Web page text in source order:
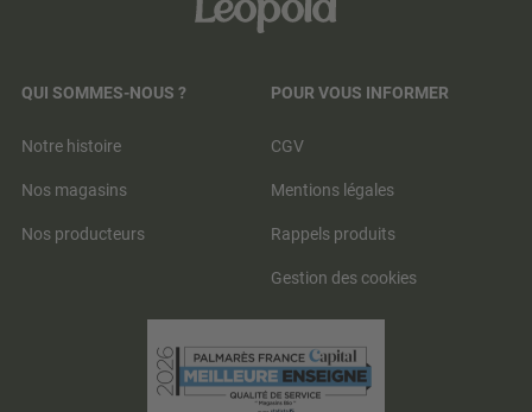
QUI SOMMES-NOUS ?
Notre histoire
Nos magasins
Nos producteurs
POUR VOUS INFORMER
CGV
Mentions légales
Rappels produits
Gestion des cookies